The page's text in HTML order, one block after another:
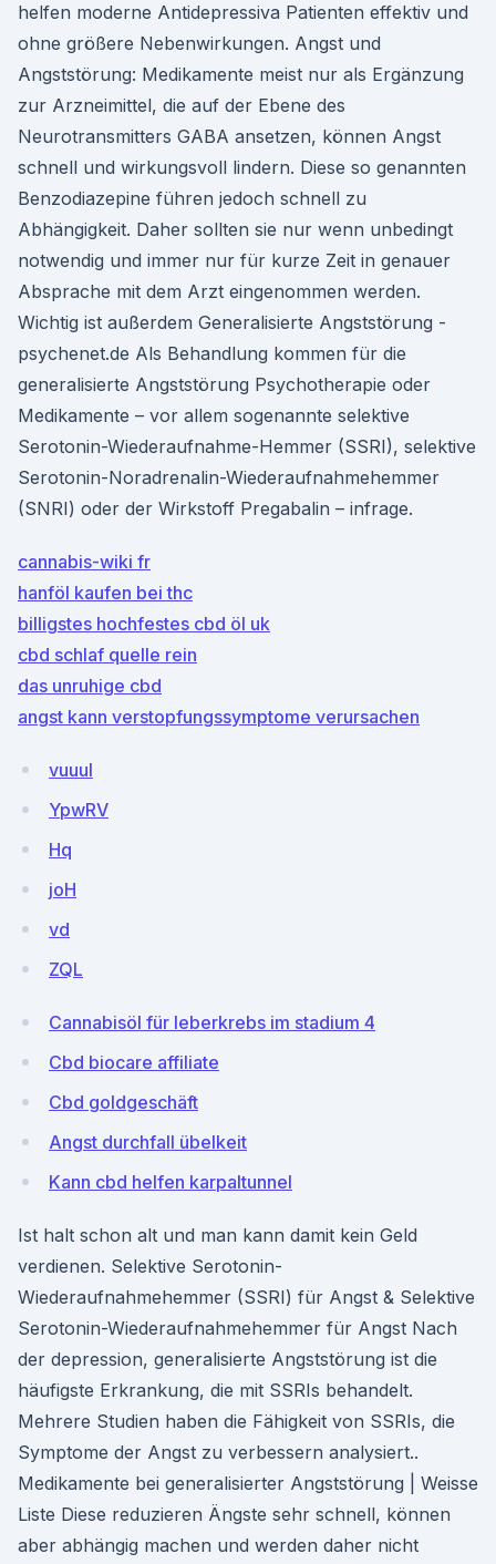
helfen moderne Antidepressiva Patienten effektiv und
ohne größere Nebenwirkungen. Angst und
Angststörung: Medikamente meist nur als Ergänzung
zur Arzneimittel, die auf der Ebene des
Neurotransmitters GABA ansetzen, können Angst
schnell und wirkungsvoll lindern. Diese so genannten
Benzodiazepine führen jedoch schnell zu
Abhängigkeit. Daher sollten sie nur wenn unbedingt
notwendig und immer nur für kurze Zeit in genauer
Absprache mit dem Arzt eingenommen werden.
Wichtig ist außerdem Generalisierte Angststörung -
psychenet.de Als Behandlung kommen für die
generalisierte Angststörung Psychotherapie oder
Medikamente – vor allem sogenannte selektive
Serotonin-Wiederaufnahme-Hemmer (SSRI), selektive
Serotonin-Noradrenalin-Wiederaufnahmehemmer
(SNRI) oder der Wirkstoff Pregabalin – infrage.
cannabis-wiki fr
hanföl kaufen bei thc
billigstes hochfestes cbd öl uk
cbd schlaf quelle rein
das unruhige cbd
angst kann verstopfungssymptome verursachen
vuuuI
YpwRV
Hq
joH
vd
ZQL
Cannabisöl für leberkrebs im stadium 4
Cbd biocare affiliate
Cbd goldgeschäft
Angst durchfall übelkeit
Kann cbd helfen karpaltunnel
Ist halt schon alt und man kann damit kein Geld
verdienen. Selektive Serotonin-
Wiederaufnahmehemmer (SSRI) für Angst & Selektive
Serotonin-Wiederaufnahmehemmer für Angst Nach
der depression, generalisierte Angststörung ist die
häufigste Erkrankung, die mit SSRIs behandelt.
Mehrere Studien haben die Fähigkeit von SSRIs, die
Symptome der Angst zu verbessern analysiert..
Medikamente bei generalisierter Angststörung | Weisse
Liste Diese reduzieren Ängste sehr schnell, können
aber abhängig machen und werden daher nicht